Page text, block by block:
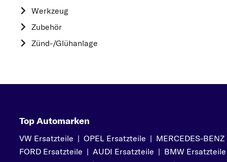
Werkzeug
Zubehör
Zünd-/Glühanlage
OPEL
Top Automarken
VW Ersatzteile | OPEL Ersatzteile | MERCEDES-
FORD Ersatzteile | AUDI Ersatzteile | BMW Ersatzteile